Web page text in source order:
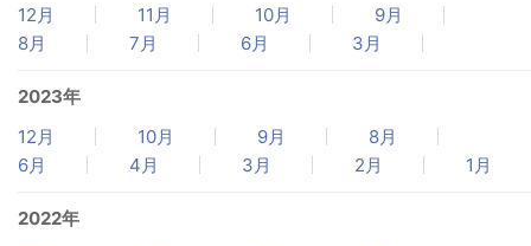
12月
11月 10月
9月
8月
7月 6月 3月
2023年
12月
10月 9月
8月
6月
4月 3月 2月 1月
2022年